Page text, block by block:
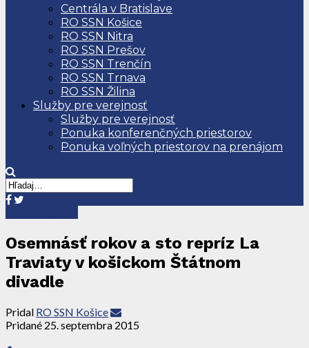
Centrála v Bratislave
RO SSN Košice
RO SSN Nitra
RO SSN Prešov
RO SSN Trenčín
RO SSN Trnava
RO SSN Žilina
Služby pre verejnosť
Služby pre verejnosť
Ponuka konferenčných priestorov
Ponuka voľných priestorov na prenájom
Osemnásť rokov a sto repríz La
Traviaty v košickom Štátnom
divadle
Pridal RO SSN Košice
Pridané 25. septembra 2015